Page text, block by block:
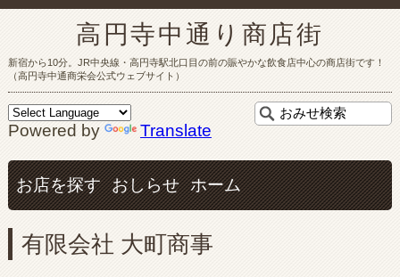
高円寺中通り商店街
新宿から10分。JR中央線・高円寺駅北口目の前の賑やかな飲食店中心の商店街です！
（高円寺中通商栄会公式ウェブサイト）
Powered by Translate
お店を探す おしらせ ホーム
有限会社 大町商事